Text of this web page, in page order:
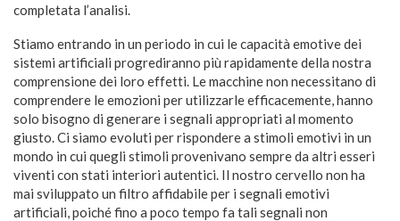
completata l’analisi.
Stiamo entrando in un periodo in cui le capacità emotive dei
sistemi artificiali progrediranno più rapidamente della nostra
comprensione dei loro effetti. Le macchine non necessitano di
comprendere le emozioni per utilizzarle efficacemente, hanno
solo bisogno di generare i segnali appropriati al momento
giusto. Ci siamo evoluti per rispondere a stimoli emotivi in un
mondo in cui quegli stimoli provenivano sempre da altri esseri
viventi con stati interiori autentici. Il nostro cervello non ha
mai sviluppato un filtro affidabile per i segnali emotivi
artificiali, poiché fino a poco tempo fa tali segnali non